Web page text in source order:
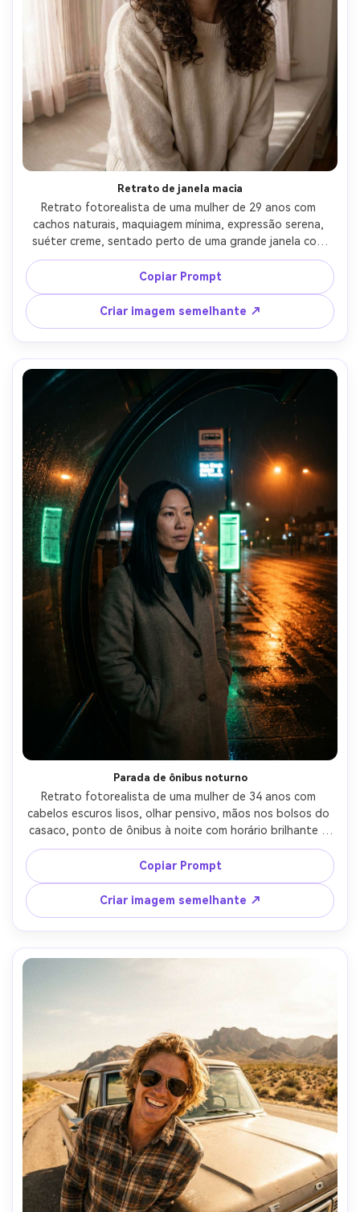
Retrato de janela macia
Retrato fotorealista de uma mulher de 29 anos com
cachos naturais, maquiagem mínima, expressão serena,
suéter creme, sentado perto de uma grande janela com
cortinas transparentes, luz suave da manhã envolvendo o
rosto, suave descida de sombra, Sony A7R V, lente olho
de peixe de 10mm f/4, enquadramento próximo dos
ombros para cima com distorção sutil da borda, grau de
cor pastel arejado, poros da pele realistas, olhos
afiados-AR 4:5
Copiar Prompt
Criar imagem semelhante ↗
Parada de ônibus noturno
Retrato fotorealista de uma mulher de 34 anos com
cabelos escuros lisos, olhar pensivo, mãos nos bolsos do
casaco, ponto de ônibus à noite com horário brilhante e
pavimento molhado, luzes de rua de vapor de sódio
misturadas com derramamento de LED fresco, Nikon Z9,
lente olho de peixe de 8mm f/4, composição fora do
centro com forte curva no quadro do abrigo, tom
cinematográfico, textura natural da pele, foco nítido-AR
4:5
Copiar Prompt
Criar imagem semelhante ↗